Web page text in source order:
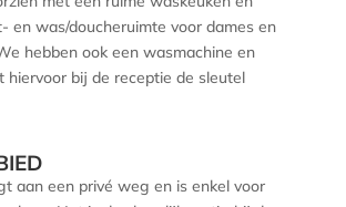
en was/doucheruimte voor dames en
hebben ook een wasmachine en
hiervoor bij de receptie de sleutel
aan een privé weg en is enkel voor